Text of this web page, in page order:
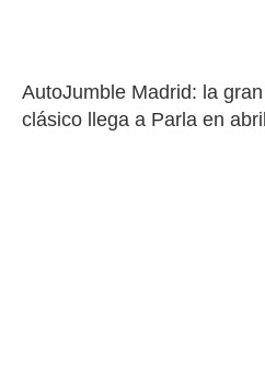
AutoJumble Madrid: la
clásico llega a Parla en abril